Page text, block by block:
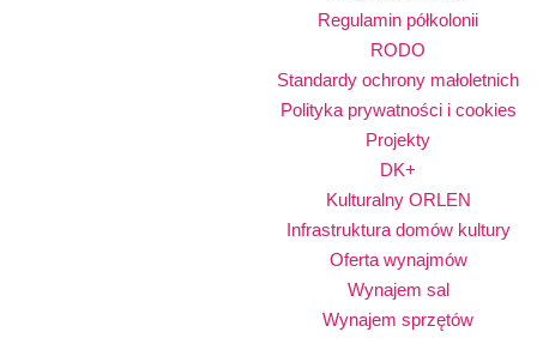
Regulamin półkolonii
RODO
Standardy ochrony małoletnich
Polityka prywatności i cookies
Projekty
DK+
Kulturalny ORLEN
Infrastruktura domów kultury
Oferta wynajmów
Wynajem sal
Wynajem sprzętów